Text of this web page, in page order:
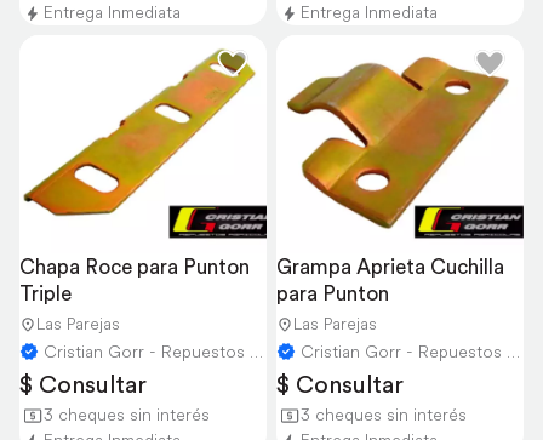
Entrega Inmediata
Entrega Inmediata
Chapa Roce para Punton
Triple
Las Parejas
Cristian Gorr - Repuestos Agricolas
$ Consultar
3 cheques sin interés
Grampa Aprieta Cuchilla
para Punton
Las Parejas
Cristian Gorr - Repuestos Agricolas
$ Consultar
3 cheques sin interés